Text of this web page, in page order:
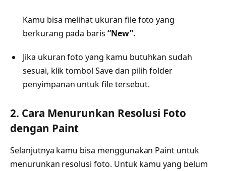
Kamu bisa melihat ukuran file foto yang
berkurang pada baris “New”.
Jika ukuran foto yang kamu butuhkan sudah
sesuai, klik tombol Save dan pilih folder
penyimpanan untuk file tersebut.
2. Cara Menurunkan Resolusi Foto
dengan Paint
Selanjutnya kamu bisa menggunakan Paint untuk
menurunkan resolusi foto. Untuk kamu yang belum